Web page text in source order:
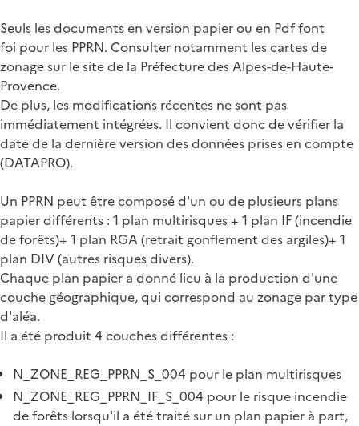
Seuls les documents en version papier ou en Pdf font
foi pour les PPRN. Consulter notamment les cartes de
zonage sur le site de la Préfecture des Alpes-de-Haute-
Provence.
De plus, les modifications récentes ne sont pas
immédiatement intégrées. Il convient donc de vérifier la
date de la dernière version des données prises en compte
(DATAPRO).
Un PPRN peut être composé d'un ou de plusieurs plans
papier différents : 1 plan multirisques + 1 plan IF (incendie
de forêts)+ 1 plan RGA (retrait gonflement des argiles)+ 1
plan DIV (autres risques divers).
Chaque plan papier a donné lieu à la production d'une
couche géographique, qui correspond au zonage par type
d'aléa.
Il a été produit 4 couches différentes :
N_ZONE_REG_PPRN_S_004 pour le plan multirisques
N_ZONE_REG_PPRN_IF_S_004 pour le risque incendie
de forêts lorsqu'il a été traité sur un plan papier à part,